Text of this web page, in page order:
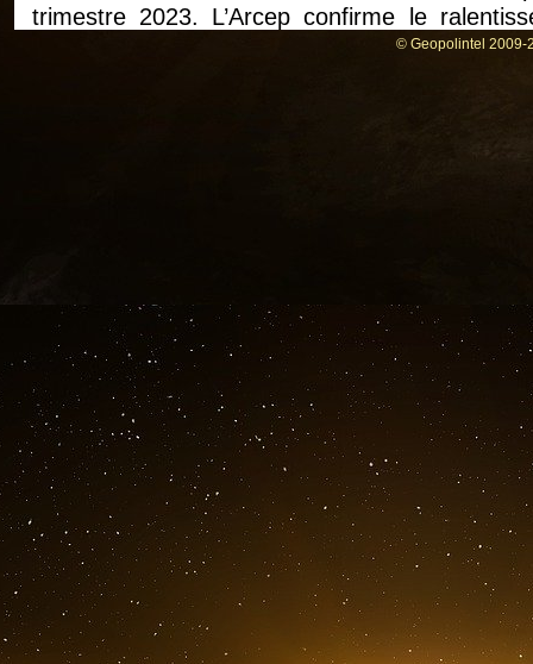
trimestre 2023. L’Arcep confirme le
ralentissement du rythme des déploiements
françaises qui paient les pots cassés. Le
délaisser les financements des
lobbies de l’armement et du complexe
crise Covid de 2020.
Si le processus d’extension de la fibre
le projet, c’est encore l’Etat qui va venir à
supplémentaire. Le 100% fibre pour 2025
l’Etat se retourne contre Orange avec
l’opérateur va se trouver dans une situation
Le gouvernement va « mettre en place une
génie civil pour ces raccordements, grâce
dernière portera l’investissement et louera
© Geopolintel 2009-